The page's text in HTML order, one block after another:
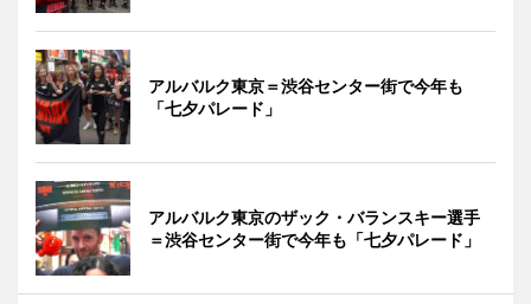
アルバルク東京＝渋谷センター街で今年も
「七夕パレード」
アルバルク東京のザック・バランスキー選手
＝渋谷センター街で今年も「七夕パレード」